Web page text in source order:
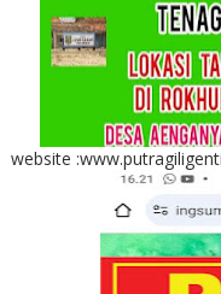
website